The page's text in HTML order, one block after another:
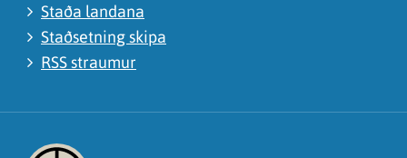
Staða landana
Staðsetning skipa
RSS straumur